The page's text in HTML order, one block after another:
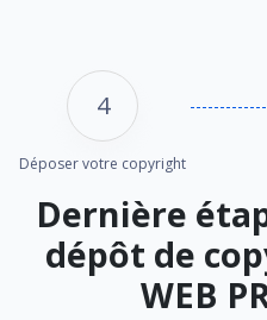
4
Déposer votre copyright
Dernière
dépôt de
WEB